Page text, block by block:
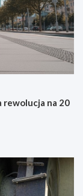
rewolucja na 20